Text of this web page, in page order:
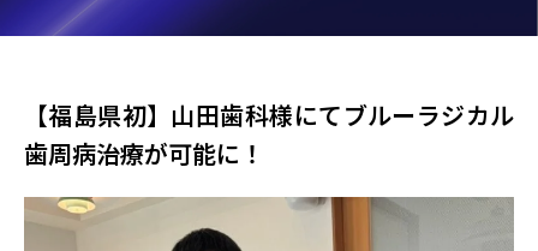
【福島県初】山田歯科様​にてブルーラジカル
歯周病治療が可能に！